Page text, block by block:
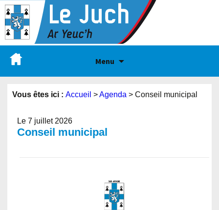
Menu
Vous êtes ici : Accueil >Agenda > Conseil municipal
Le 7 juillet 2026
Conseil municipal